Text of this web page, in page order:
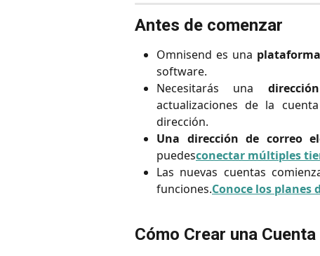
Antes de comenzar
Omnisend es una
software.
Necesitarás una
actualizaciones de la
dirección.
Una dirección de correo
puedesconectar múltiples
Las nuevas cuentas
funciones.Conoce los planes
Cómo Crear una Cuenta